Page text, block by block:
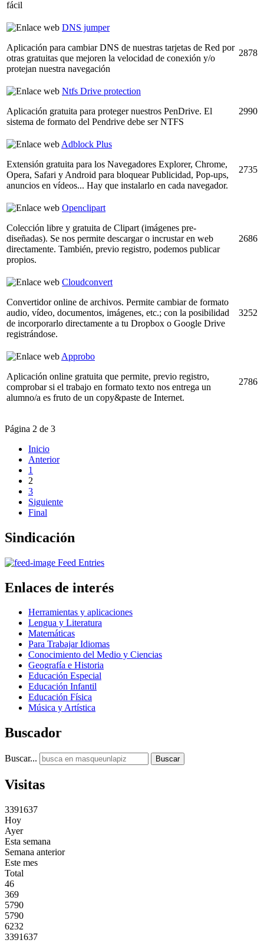
fácil
DNS jumper
Aplicación para cambiar DNS de nuestras tarjetas de Red por
otras gratuitas que mejoren la velocidad de conexión y/o
protejan nuestra navegación
2878
Ntfs Drive protection
Aplicación gratuita para proteger nuestros PenDrive. El
sistema de formato del Pendrive debe ser NTFS
2990
Adblock Plus
Extensión gratuita para los Navegadores Explorer, Chrome,
Opera, Safari y Android para bloquear Publicidad, Pop-ups,
anuncios en vídeos... Hay que instalarlo en cada navegador.
2735
Openclipart
Colección libre y gratuita de Clipart (imágenes pre-
diseñadas). Se nos permite descargar o incrustar en web
directamente. También, previo registro, podemos publicar
propios.
2686
Cloudconvert
Convertidor online de archivos. Permite cambiar de formato
audio, vídeo, documentos, imágenes, etc.; con la posibilidad
de incorporarlo directamente a tu Dropbox o Google Drive
registrándose.
3252
Approbo
Aplicación online gratuita que permite, previo registro,
comprobar si el trabajo en formato texto nos entrega un
alumno/a es fruto de un copy&paste de Internet.
2786
Página 2 de 3
Inicio
Anterior
1
2
3
Siguiente
Final
Sindicación
Feed Entries
Enlaces de interés
Herramientas y aplicaciones
Lengua y Literatura
Matemáticas
Para Trabajar Idiomas
Conocimiento del Medio y Ciencias
Geografía e Historia
Educación Especial
Educación Infantil
Educación Física
Música y Artística
Buscador
Buscar... Buscar
Visitas
3391637
Hoy
Ayer
Esta semana
Semana anterior
Este mes
Total
46
369
5790
5790
6232
3391637